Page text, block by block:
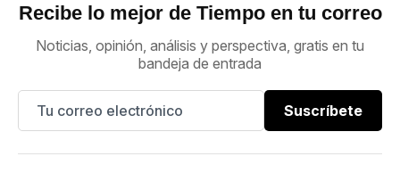
Recibe lo mejor de Tiempo en tu correo
Noticias, opinión, análisis y perspectiva, gratis en tu
bandeja de entrada
Suscríbete